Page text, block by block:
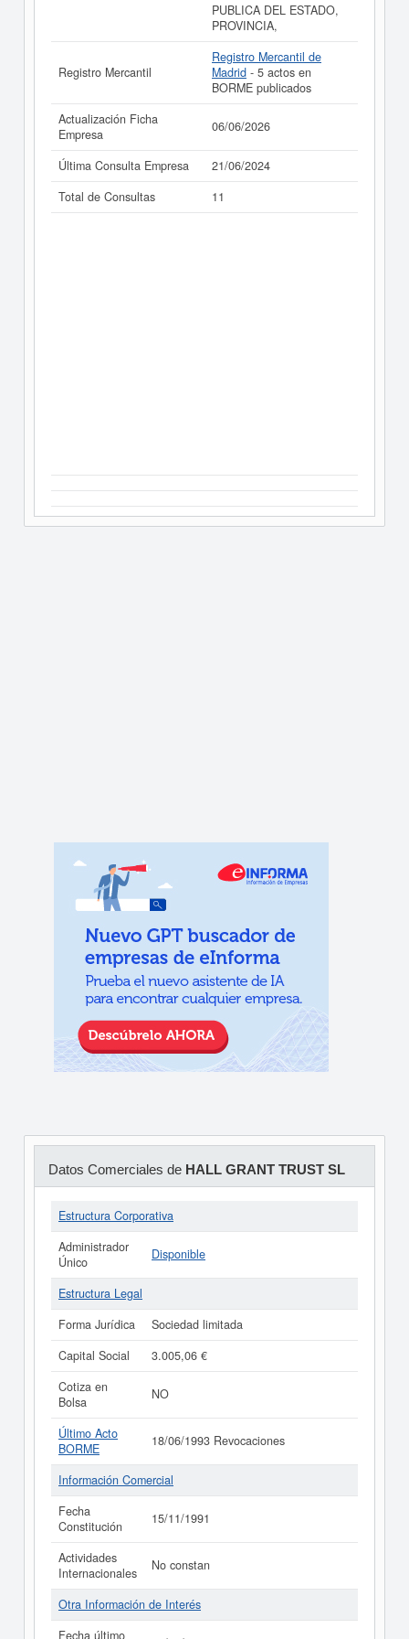
PUBLICA DEL ESTADO,
PROVINCIA,
Registro Mercantil
Registro Mercantil de
Madrid - 5 actos en
BORME publicados
Actualización Ficha
Empresa
06/06/2026
Última Consulta Empresa
21/06/2024
Total de Consultas
11
Datos Comerciales de HALL GRANT TRUST SL
Estructura Corporativa
Administrador
Único
Disponible
Estructura Legal
Forma Jurídica
Sociedad limitada
Capital Social
3.005,06 €
Cotiza en
Bolsa
NO
Último Acto
BORME
18/06/1993 Revocaciones
Información Comercial
Fecha
Constitución
15/11/1991
Actividades
Internacionales
No constan
Otra Información de Interés
Fecha último